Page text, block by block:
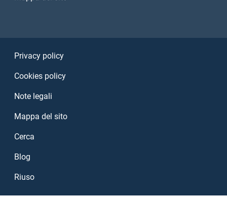
Privacy policy
Cookies policy
Note legali
Mappa del sito
Cerca
Blog
Riuso